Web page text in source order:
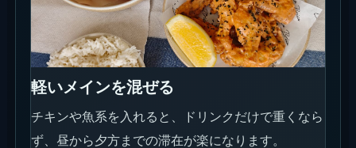
ドリンク横の軽い甘さ
サンセット前後は重い料理より、ドリンクと一緒に
つまめるものが合います。